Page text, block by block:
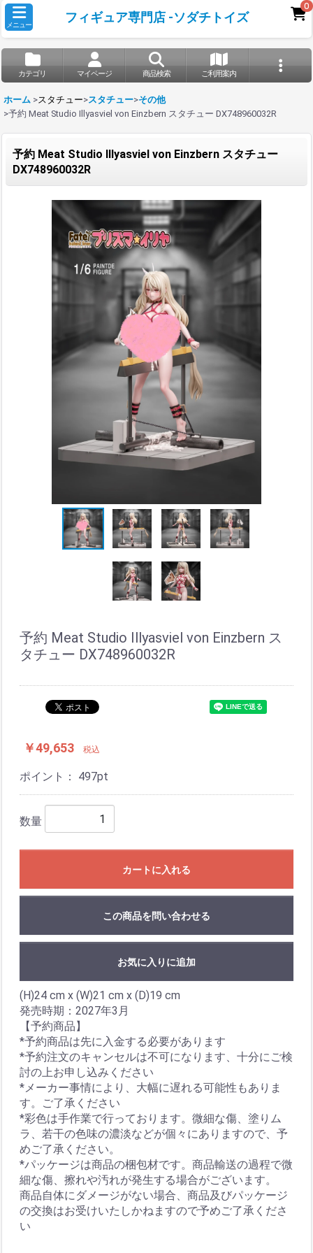
メニュー
フィギュア専門店 -ソダチトイズ
0
カテゴリ マイページ 商品検索 ご利用案内
ホーム >スタチュー>スタチュー>その他
>予約 Meat Studio Illyasviel von Einzbern スタチュー DX748960032R
予約 Meat Studio Illyasviel von Einzbern スタチュー
DX748960032R
予約 Meat Studio Illyasviel von Einzbern ス
タチュー DX748960032R
￥49,653 税込
ポイント： 497pt
数量
カートに入れる
この商品を問い合わせる
お気に入りに追加
(H)24 cm x (W)21 cm x (D)19 cm
発売時期：2027年3月
【予約商品】
*予約商品は先に入金する必要があります
*予約注文のキャンセルは不可になります、十分にご検
討の上お申し込みください
*メーカー事情により、大幅に遅れる可能性もありま
す。ご了承ください
*彩色は手作業で行っております。微細な傷、塗りム
ラ、若干の色味の濃淡などが個々にありますので、予
めご了承ください。
*パッケージは商品の梱包材です。商品輸送の過程で微
細な傷、擦れや汚れが発生する場合がございます。
商品自体にダメージがない場合、商品及びパッケージ
の交換はお受けいたしかねますので予めご了承くださ
い